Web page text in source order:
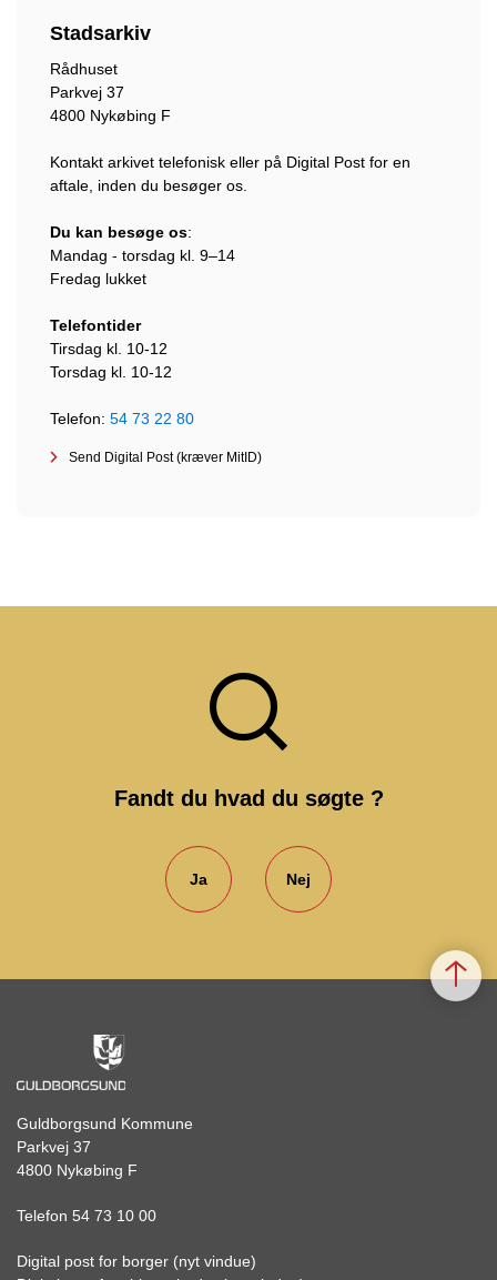
Stadsarkiv
Rådhuset
Parkvej 37
4800 Nykøbing F
Kontakt arkivet telefonisk eller på Digital Post for en
aftale, inden du besøger os.
Du kan besøge os:
Mandag - torsdag kl. 9–14
Fredag lukket
Telefontider
Tirsdag kl. 10-12
Torsdag kl. 10-12
Telefon: 54 73 22 80
Send Digital Post (kræver MitID)
Fandt du hvad du søgte ?
Ja Nej
Guldborgsund Kommune
Parkvej 37
4800 Nykøbing F
Telefon 54 73 10 00
Digital post for borger (nyt vindue)